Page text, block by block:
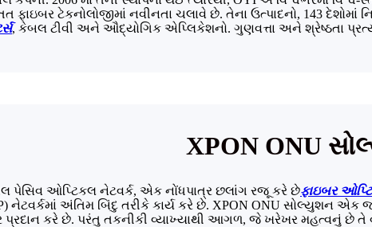
ટેકનોલોજીમાં નવીનતા ચલાવે છે. તેના ઉત્પાદનો, 143 દેશોમાં
, કેબલ ટીવી અને ઔદ્યોગિક એપ્લિકેશનો. ગુણવત્તા અને શ્રેષ્ઠતા
XPON ONU
પેસિવ ઓપ્ટિકલ નેટવર્ક, એક નોંધપાત્ર છલાંગ રજૂ કરે છેફાઇબર
નેટવર્કમાં અંતિમ બિંદુ તરીકે કાર્ય કરે છે. XPON ONU સોલ્યુશન
કરે છે. પરંતુ તકનીકી વ્યાખ્યાથી આગળ, જે ખરેખર મહત્વનું છે તે